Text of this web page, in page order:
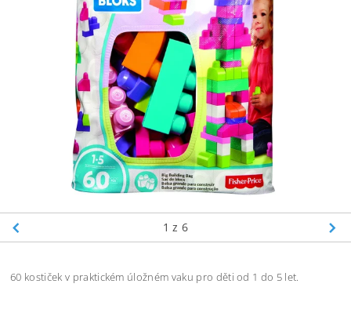
1 z 6
60 kostiček v praktickém úložném vaku pro děti od 1 do 5 let.